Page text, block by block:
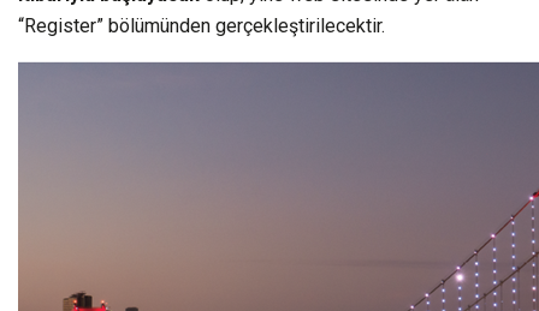
“Register” bölümünden gerçekleştirilecektir.